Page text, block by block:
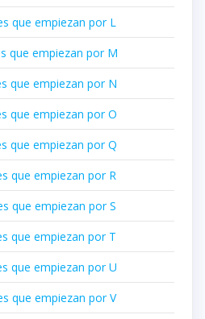
que empiezan por L
que empiezan por M
que empiezan por N
que empiezan por O
que empiezan por Q
que empiezan por R
que empiezan por S
que empiezan por T
que empiezan por U
que empiezan por V